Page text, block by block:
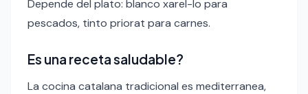
Depende del plato: blanco xarel-lo para
pescados, tinto priorat para carnes.
Es una receta saludable?
La cocina catalana tradicional es mediterranea,